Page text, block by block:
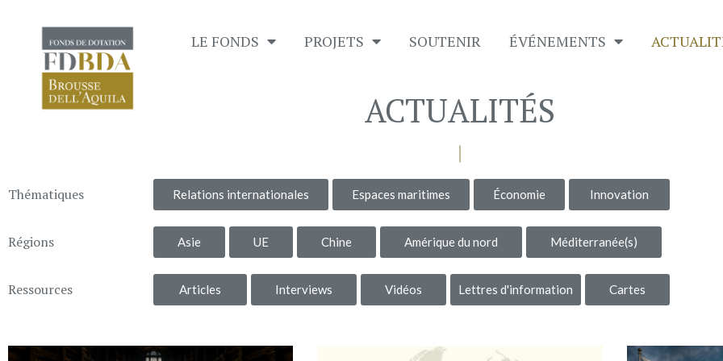
LE FONDS PROJETS SOUTENIR É​VÉNEMENTS
ACTUALITÉS
Thématiques Relations internationales Espaces maritimes Économie Innovation
Régions Asie UE Chine Amérique du nord Méditerranée(s)
Ressources Articles Interviews Vidéos Lettres d'information Cartes